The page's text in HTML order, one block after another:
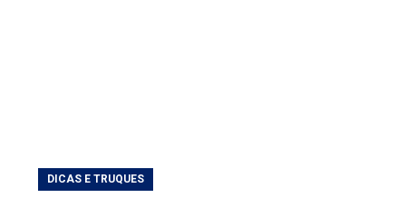
DICAS E TRUQUES